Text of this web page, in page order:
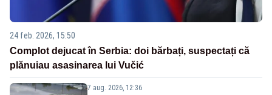
24 feb. 2026, 15:50
Complot dejucat în Serbia: doi bărbați, suspectați că
plănuiau asasinarea lui Vučić
7 aug. 2026, 12:36